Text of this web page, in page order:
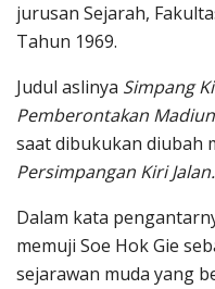
jurusan Sejarah,
Tahun 1969.
Judul aslinya Simpang
Pemberontakan
saat dibukukan diubah
Persimpangan Kiri Jalan.
Dalam kata
memuji Soe Hok Gie
sejarawan muda yang